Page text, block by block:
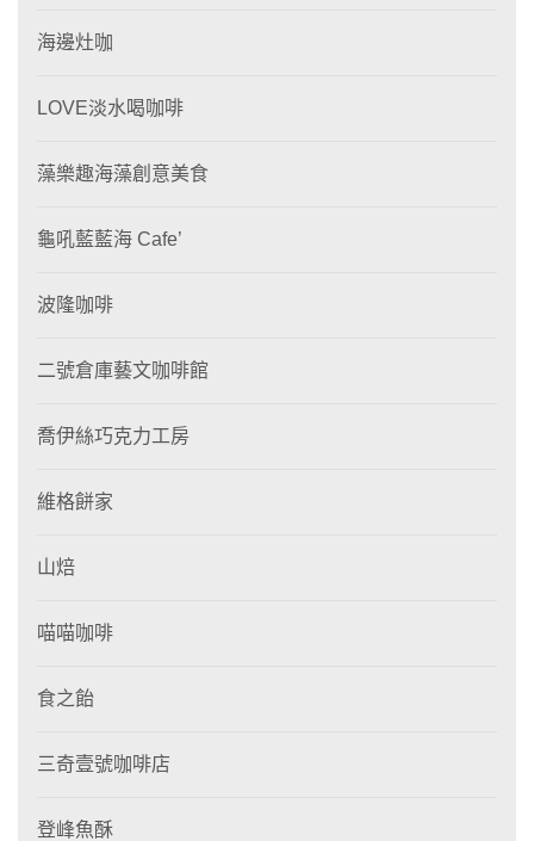
海邊灶咖
LOVE淡水喝咖啡
藻樂趣海藻創意美食
龜吼藍藍海 Cafe’
波隆咖啡
二號倉庫藝文咖啡館
喬伊絲巧克力工房
維格餅家
山焙
喵喵咖啡
食之飴
三奇壹號咖啡店
登峰魚酥